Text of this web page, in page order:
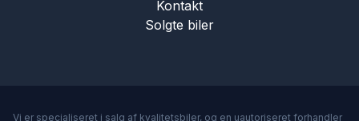
Kontakt
Solgte biler
Vi er specialiseret i salg af kvalitetsbiler, og en uautoriseret forhandler